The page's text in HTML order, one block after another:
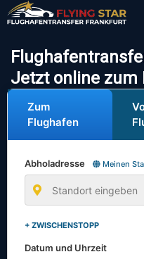
Jetzt online zum
Zum
Flughafen
Abholadresse Meinen
+ ZWISCHENSTOPP
Datum und Uhrzeit